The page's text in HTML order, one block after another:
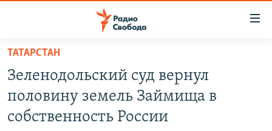
упрощенного
доступа
основному
ПОДКАСТЫ
АВТОРСКИЕ ПРОЕКТЫ
ТАТАРСТАН
Зеленодольский суд вернул
половину земель Займища в
собственность России